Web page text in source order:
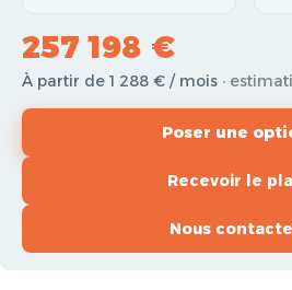
257 198 €
À partir de 1 288 € / mois ·
Poser une
Recevoir le
Nous